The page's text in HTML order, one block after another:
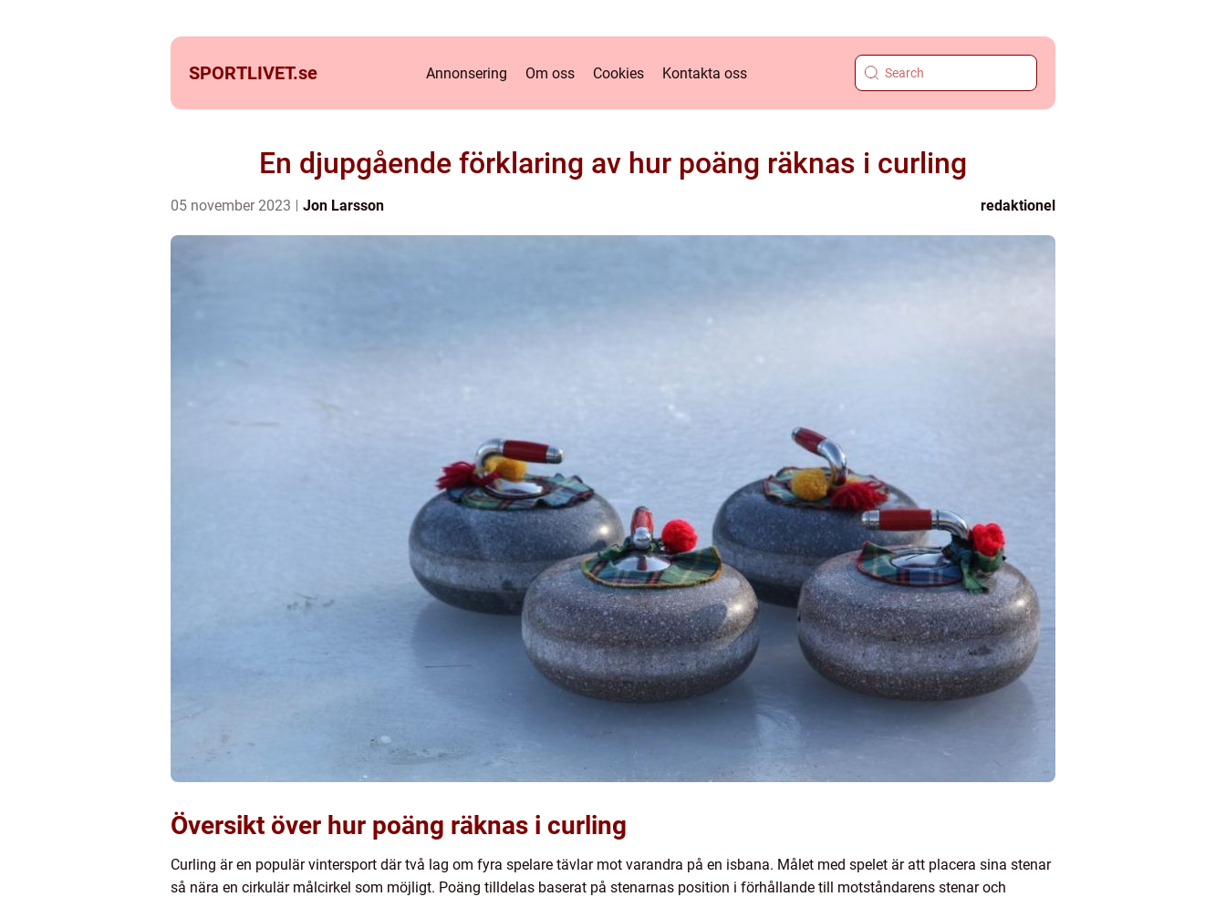
SPORTLIVET.se Annonsering Om oss Cookies Kontakta oss
En djupgående förklaring av hur poäng räknas i curling
05 november 2023 Jon Larsson redaktionel
Översikt över hur poäng räknas i curling
Curling är en populär vintersport där två lag om fyra spelare tävlar mot varandra på en isbana. Målet med spelet är att placera sina stenar
så nära en cirkulär målcirkel som möjligt. Poäng tilldelas baserat på stenarnas position i förhållande till motståndarens stenar och